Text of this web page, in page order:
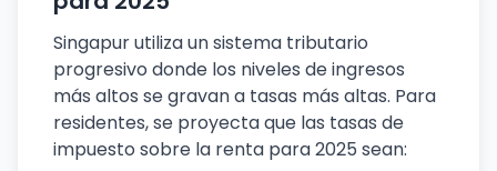
Singapur utiliza un sistema tributario
progresivo donde los niveles de ingresos
más altos se gravan a tasas más altas. Para
residentes, se proyecta que las tasas de
impuesto sobre la renta para 2025 sean: